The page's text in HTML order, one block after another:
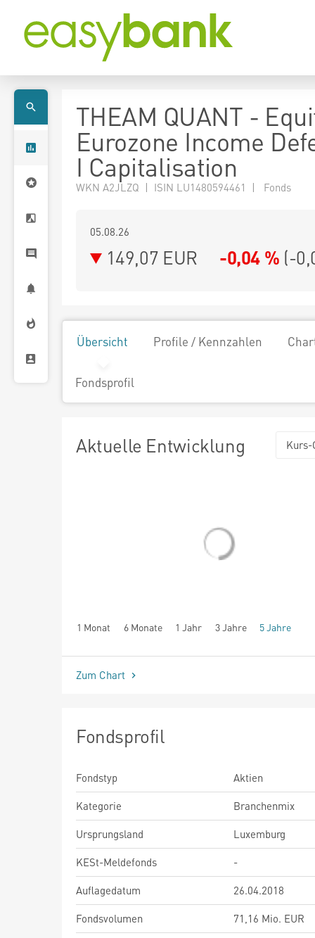
THEAM QUANT -
Eurozone Income
I Capitalisation
WKN A2JLZQ | ISIN LU1480594461 | Fonds
05.08.26
149,07 EUR -0,04 % (-
Übersicht Profile / Kennzahlen
Fondsprofil
Aktuelle Entwicklung Kurs-
1 Monat 6 Monate 1 Jahr 3 Jahre 5 Jahre
seit Beginn
Zum Chart
Fondsprofil
Fondstyp
Aktien
Kategorie
Branchenmix
Ursprungsland
Luxemburg
KESt-Meldefonds
-
Auflagedatum
26.04.2018
Fondsvolumen
71,16 Mio. EUR